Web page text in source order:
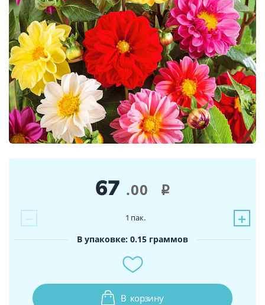
67 .00 i
− +
1 пак.
В упаковке: 0.15 граммов
В корзину